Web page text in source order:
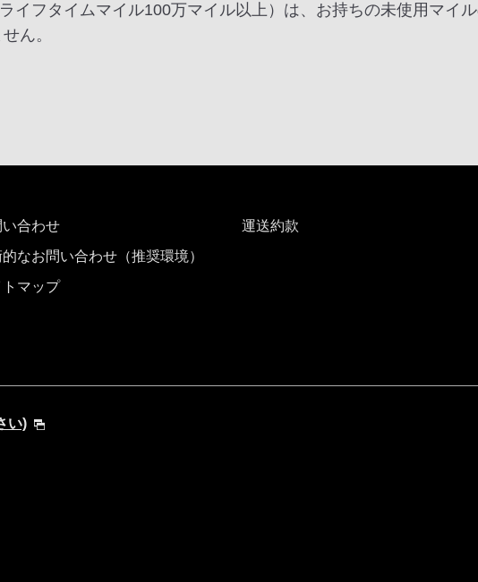
イフタイムマイル100万マイル以上）は、お持ちの未使用マイ
ん。
い合わせ
なお問い合わせ（推奨環境）
マップ
運送約款
い)